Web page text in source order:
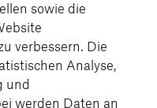
der weiße AMG
komplettieren das
sowie die
verbessern. Die
Analyse,
und
werden Daten an